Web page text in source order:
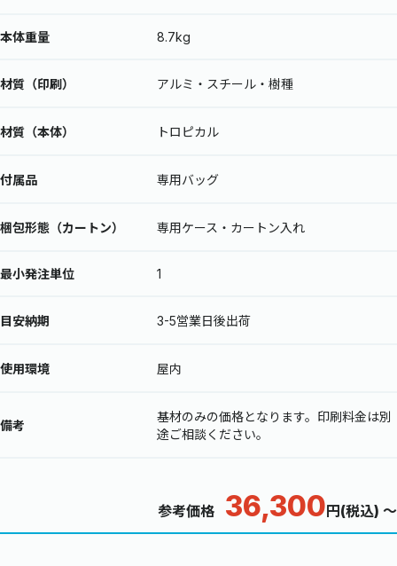
本体重量 8.7kg
材質（印刷） アルミ・スチール・樹種
材質（本体） トロピカル
付属品 専用バッグ
梱包形態（カートン） 専用ケース・カートン入れ
最小発注単位 1
目安納期 3-5営業日後出荷
使用環境 屋内
備考
基材のみの価格となります。印刷料金は別
途ご相談ください。
参考価格 36,300 円(税込) ～